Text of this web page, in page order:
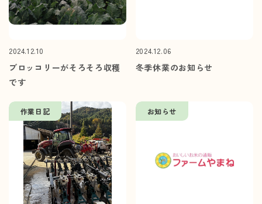
2024.12.10
ブロッコリーがそろそろ収穫
です
2024.12.06
冬季休業のお知らせ
作業日記 お知らせ